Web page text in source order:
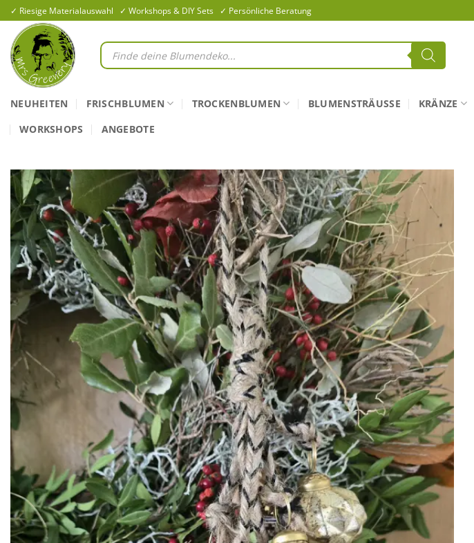
Zum
Inhalt
springen
✓ Riesige Materialauswahl ✓ Workshops & DIY Sets ✓ Persönliche Beratung
Products
search
NEUHEITEN FRISCHBLUMEN TROCKENBLUMEN BLUMENSTRÄUSSE KRÄNZE
WORKSHOPS
ANGEBOTE